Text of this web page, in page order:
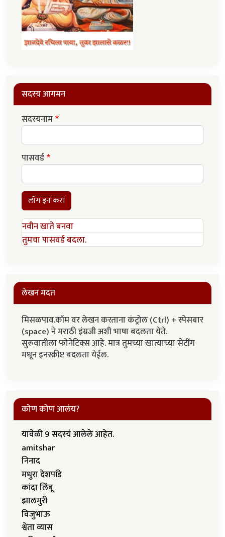
सदस्य आगमन
सदस्यनाम
पासवर्ड
लॉग इन करा
नवीन खाते बनवा
तुमचा पासवर्ड बदला.
लेखन मदत
मिसळपाव.कॉम वर लेखन करताना कंट्रोल (Ctrl) + स्पेसबार
(space) ने मराठी इंग्रजी अशी भाषा बदलता येते.
सुरूवातीला फोनेटिक्स आहे. मात्र तुमच्या खात्याच्या सेटींग
मधून इनस्क्रीप्ट बदलता येईल.
कोण कोण आलंय?
यावेळी 9 सदस्यं आलेले आहेत.
amitshar
निनाद
मधुरा देशपांडे
कांदा लिंबू
झालमुरी
विजुभाऊ
श्वेता व्यास